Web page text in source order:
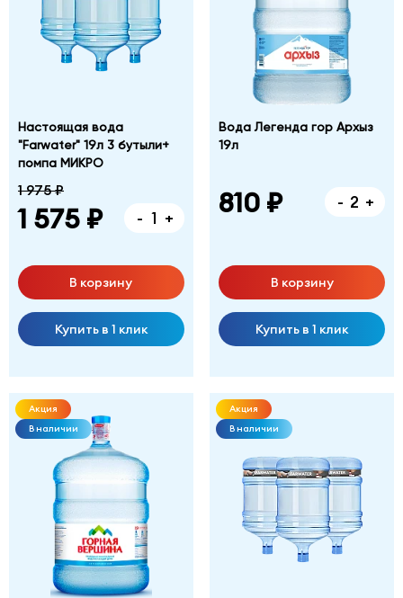
Настоящая вода
"Farwater" 19л 3 бутыли+
помпа МИКРО
1 975 ₽
1 575 ₽ - +
В корзину
Купить в 1 клик
Вода Легенда гор Архыз
19л
810 ₽ - +
В корзину
Купить в 1 клик
Акция
В наличии
Акция
В наличии